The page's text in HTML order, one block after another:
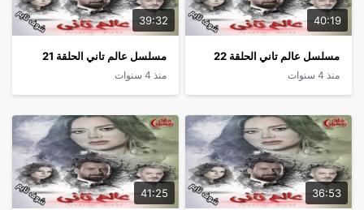
40:19
مسلسل عالم تاني الحلقة 22
منذ 4 سنوات
39:32
مسلسل عالم تاني الحلقة 21
منذ 4 سنوات
36:53
41:25